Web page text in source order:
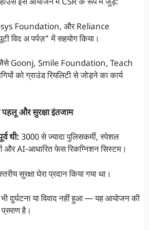
हाउस इस आयोजन में CSR के रूप में जुड़े:
Foundation, और Reliance
विद अ पर्पज़” में सहयोग किया।
Goonj, Smile Foundation, Teach
को ग्राउंड रियलिटी से जोड़ने का कार्य
और सुरक्षा इंतजाम
थी: 3000 से ज्यादा पुलिसकर्मी, स्पेशल
और AI-आधारित फेस रिकग्निशन सिस्टम।
सुरक्षा घेरा प्रदान किया गया था।
दुर्घटना या विवाद नहीं हुआ — यह आयोजन की
है।